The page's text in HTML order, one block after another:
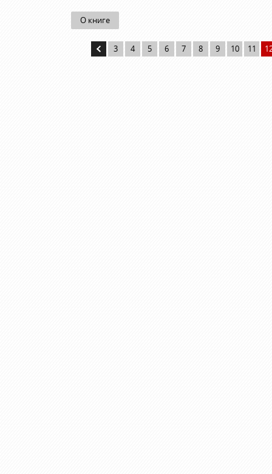
О книге
3 4 5 6 7 8 9 10 11